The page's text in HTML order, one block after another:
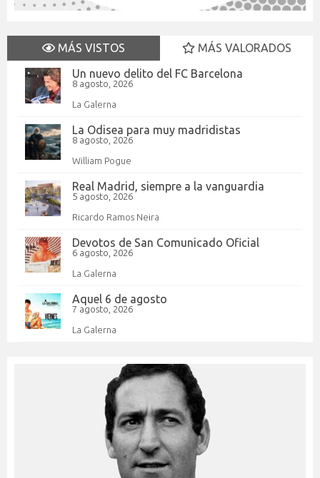
MÁS VISTOS
MÁS VALORADOS
Un nuevo delito del FC Barcelona
8 agosto, 2026
La Galerna
La Odisea para muy madridistas
8 agosto, 2026
William Pogue
Real Madrid, siempre a la vanguardia
5 agosto, 2026
Ricardo Ramos Neira
Devotos de San Comunicado Oficial
6 agosto, 2026
La Galerna
Aquel 6 de agosto
7 agosto, 2026
La Galerna